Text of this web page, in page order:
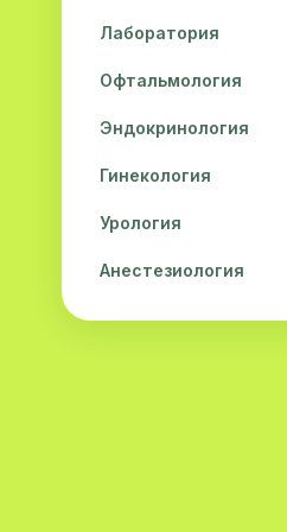
Лаборатория
Офтальмология
Эндокринология
Гинекология
Урология
Анестезиология
Дерматология